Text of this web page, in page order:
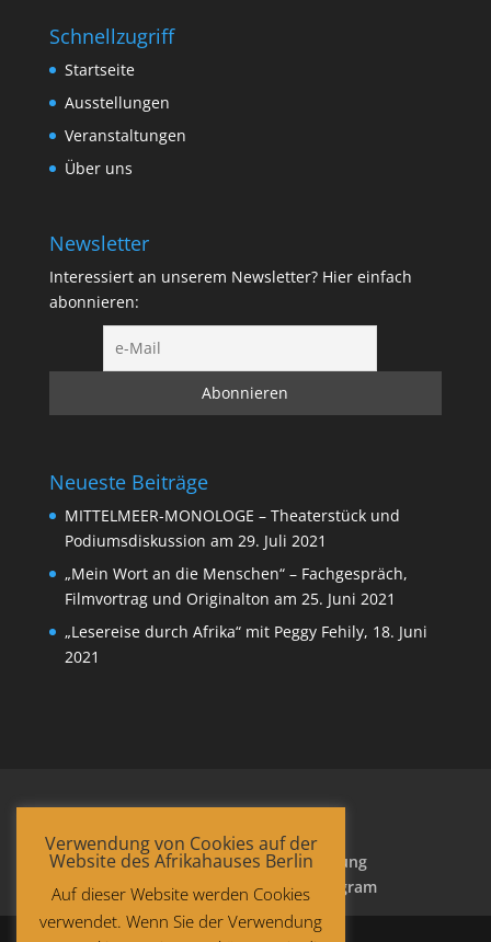
Schnellzugriff
Startseite
Ausstellungen
Veranstaltungen
Über uns
Newsletter
Interessiert an unserem Newsletter? Hier einfach
abonnieren:
Neueste Beiträge
MITTELMEER-MONOLOGE – Theaterstück und
Podiumsdiskussion am 29. Juli 2021
„Mein Wort an die Menschen“ – Fachgespräch,
Filmvortrag und Originalton am 25. Juni 2021
„Lesereise durch Afrika“ mit Peggy Fehily, 18. Juni
2021
Startseite
Datenschutzerklärung
Impressum
Facebook Instagram
Verwendung von Cookies auf der
Website des Afrikahauses Berlin
Auf dieser Website werden Cookies
verwendet. Wenn Sie der Verwendung